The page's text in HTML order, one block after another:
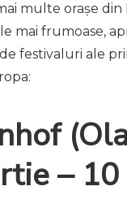
multe orașe din
mai frumoase,
festivaluri ale
–